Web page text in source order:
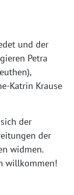
und der
Petra
Katrin Krause
der
der
widmen.
willkommen!